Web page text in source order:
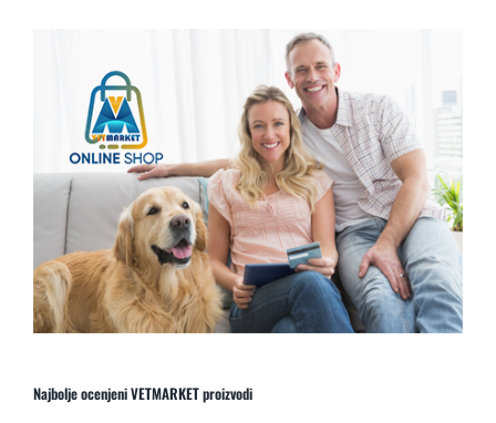
Najbolje ocenjeni VETMARKET proizvodi